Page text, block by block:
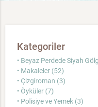
Kategoriler
• Beyaz Perdede Siyah
• Makaleler (52)
• Çizgiroman (3)
• Öyküler (7)
• Polisiye ve Yemek (3)